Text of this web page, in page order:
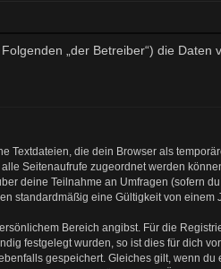
„der Betreiber“) die
Textdateien, die dein Browser als
Seitenaufrufe zugeordnet werden
deine Teilnahme an Umfragen (sofern
standardmäßig eine Gültigkeit von einem
Bereich angibst. Für die
festgelegt wurden, so ist dies für dich
gespeichert. Gleiches gilt, wenn